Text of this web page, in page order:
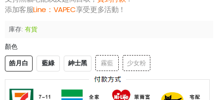
添加客服Line： VAPEC享受更多活動！
庫存: 有貨
顏色
皓月白 藍綠 紳士黑 霧藍 少女粉